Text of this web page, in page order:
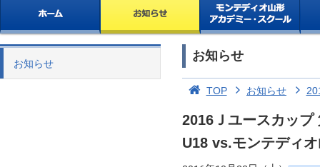
お知らせ
お知らせ
TOP お知らせ
2016Ｊユースカップ
U18 vs.モンテディ